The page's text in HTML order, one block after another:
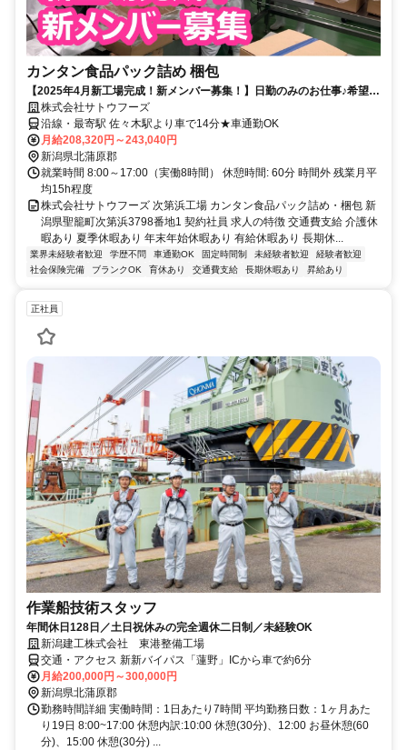
カンタン食品パック詰め 梱包
【2025年4月新工場完成！新メンバー募集！】日勤のみのお仕事♪希望休
も気軽に相談可能◎未経験OK！快適空調環境でカンタン作業◎みんなで
おいしいお肉を食べるイベントもあり♪
株式会社サトウフーズ
沿線・最寄駅 佐々木駅より車で14分★車通勤OK
月給208,320円～243,040円
新潟県北蒲原郡
就業時間 8:00～17:00（実働8時間） 休憩時間: 60分 時間外 残業月平
均15h程度
株式会社サトウフーズ 次第浜工場 カンタン食品パック詰め・梱包 新
潟県聖籠町次第浜3798番地1 契約社員 求人の特徴 交通費支給 介護休
暇あり 夏季休暇あり 年末年始休暇あり 有給休暇あり 長期休...
業界未経験者歓迎 学歴不問 車通勤OK 固定時間制 未経験者歓迎
経験者歓迎
社会保険完備
ブランクOK 育休あり 交通費支給 長期休暇あり 昇給あり
正社員
作業船技術スタッフ
年間休日128日／土日祝休みの完全週休二日制／未経験OK
新潟建工株式会社 東港整備工場
交通・アクセス 新新バイパス「蓮野」ICから車で約6分
月給200,000円～300,000円
新潟県北蒲原郡
勤務時間詳細 実働時間：1日あたり7時間 平均勤務日数：1ヶ月あた
り19日 8:00~17:00 休憩内訳:10:00 休憩(30分)、12:00 お昼休憩(60
分)、15:00 休憩(30分) ...